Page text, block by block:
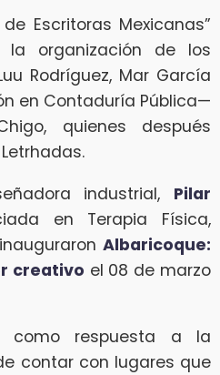
Escritoras Mexicanas”
organización de los
Rodríguez, Mar García
en Contaduría Pública—
quienes después
industrial, Pilar
en Terapia Física,
Albaricoque:
creativo el 08 de marzo
como respuesta a la
contar con lugares que